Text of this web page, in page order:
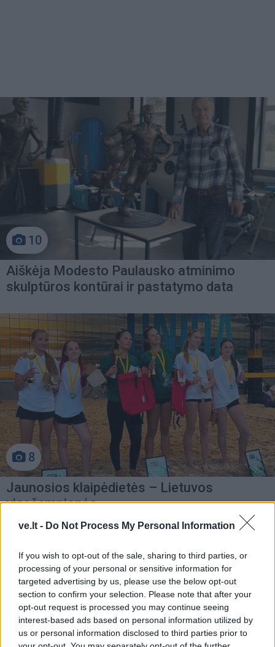
ve.lt - Do Not Process My Personal Information
If you wish to opt-out of the sale, sharing to third parties, or
processing of your personal or sensitive information for
targeted advertising by us, please use the below opt-out
section to confirm your selection. Please note that after your
opt-out request is processed you may continue seeing
interest-based ads based on personal information utilized by
us or personal information disclosed to third parties prior to
10
Aiškėja Modesto Paulausko atminimo
skulptūros kontūrai ir pastatymo data
8
Jaunosios klaipėdietės – Lietuvos
vicečempionės